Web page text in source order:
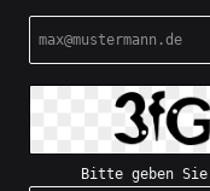
Bitte geben